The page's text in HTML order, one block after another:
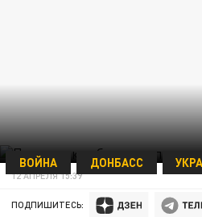
ВОЙНА ДОНБАСС
12 АПРЕЛЯ 15:39
ПОДПИШИТЕСЬ: